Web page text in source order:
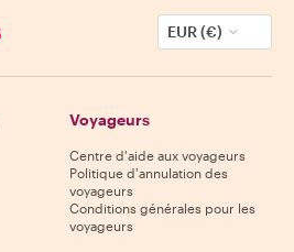
EUR (€)
Voyageurs
Centre d'aide aux voyageurs
Politique d'annulation des
voyageurs
Conditions générales pour les
voyageurs